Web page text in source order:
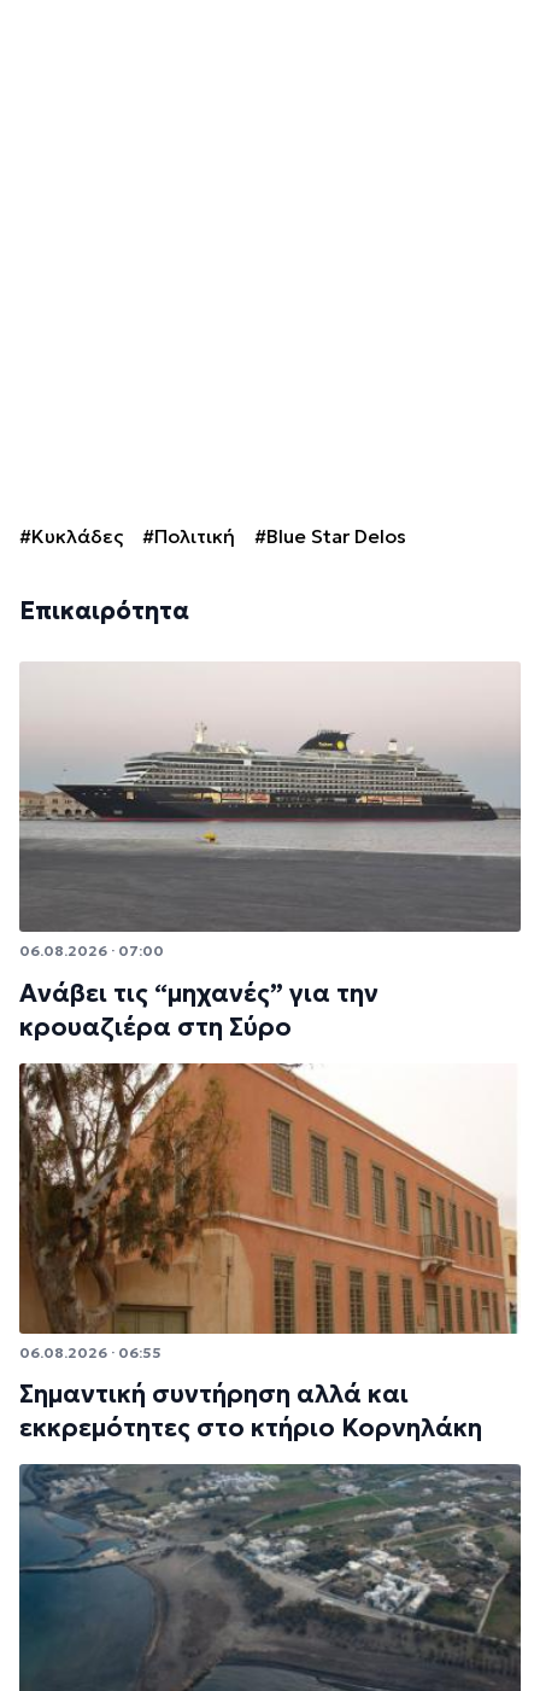
#Κυκλάδες #Πολιτική #Blue Star Delos
Επικαιρότητα
06.08.2026 · 07:00
Ανάβει τις “μηχανές” για την
κρουαζιέρα στη Σύρο
06.08.2026 · 06:55
Σημαντική συντήρηση αλλά και
εκκρεμότητες στο κτήριο Κορνηλάκη